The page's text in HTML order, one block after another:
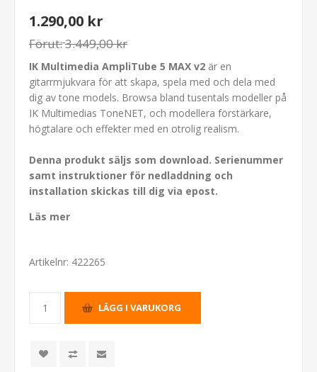
1.290,00 kr
Förut:3.449,00 kr
IK Multimedia AmpliTube 5 MAX v2 är en
gitarrmjukvara för att skapa, spela med och dela med
dig av tone models. Browsa bland tusentals modeller på
IK Multimedias ToneNET, och modellera förstärkare,
högtalare och effekter med en otrolig realism.
Denna produkt säljs som download. Serienummer
samt instruktioner för nedladdning och
installation skickas till dig via epost.
Läs mer
Artikelnr: 422265